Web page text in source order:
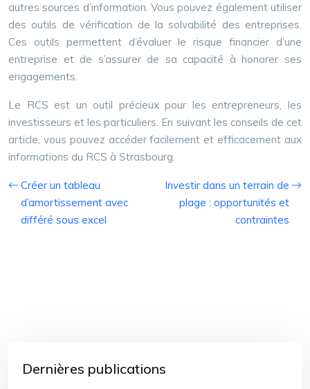
autres sources d’information. Vous pouvez également utiliser
des outils de vérification de la solvabilité des entreprises.
Ces outils permettent d’évaluer le risque financier d’une
entreprise et de s’assurer de sa capacité à honorer ses
engagements.
Le RCS est un outil précieux pour les entrepreneurs, les
investisseurs et les particuliers. En suivant les conseils de cet
article, vous pouvez accéder facilement et efficacement aux
informations du RCS à Strasbourg.
Créer un tableau
d’amortissement avec
différé sous excel
Investir dans un terrain de
plage : opportunités et
contraintes
Dernières publications